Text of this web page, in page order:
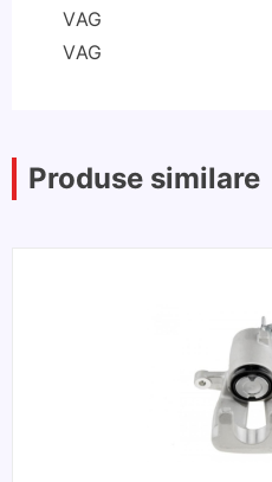
VAG
VAG
Produse similare